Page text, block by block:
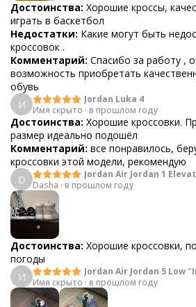
Достоинства: Хорошие кроссы,
играть в баскетбол
Недостатки: Какие могут быть
кроссовок .
Комментарий: Спасибо за работу ,
возможность приобретать
обувь
И
Jordan Luka 4
Имя скрыто · в прошлом году
Достоинства: Хорошие кроссовки.
размер идеально подошёл
Комментарий: все понравилось,
кроссовки этой модели, рекомендую
D
Jordan Air Jordan 1
Dasha · в прошлом году
Достоинства: Хорошие кроссовки,
погоды
И
Jordan Air Jordan 5 Low
Имя скрыто · в прошлом году